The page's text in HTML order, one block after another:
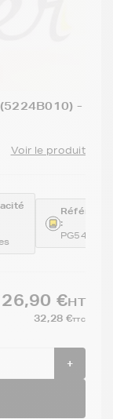
-
Voir le produit
:
PG540L
26,90 €HT
32,28 €TTC
+